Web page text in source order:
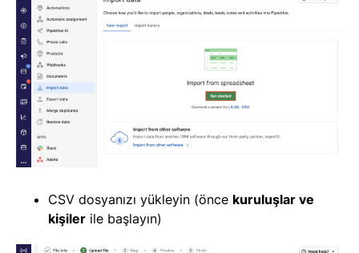
CSV dosyanızı yükleyin (önce kuruluşlar ve
kişiler ile başlayın)